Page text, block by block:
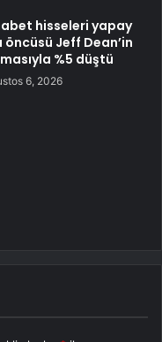
hisseleri yapay
öncüsü Jeff Dean’in
%5 düştü
6, 2026